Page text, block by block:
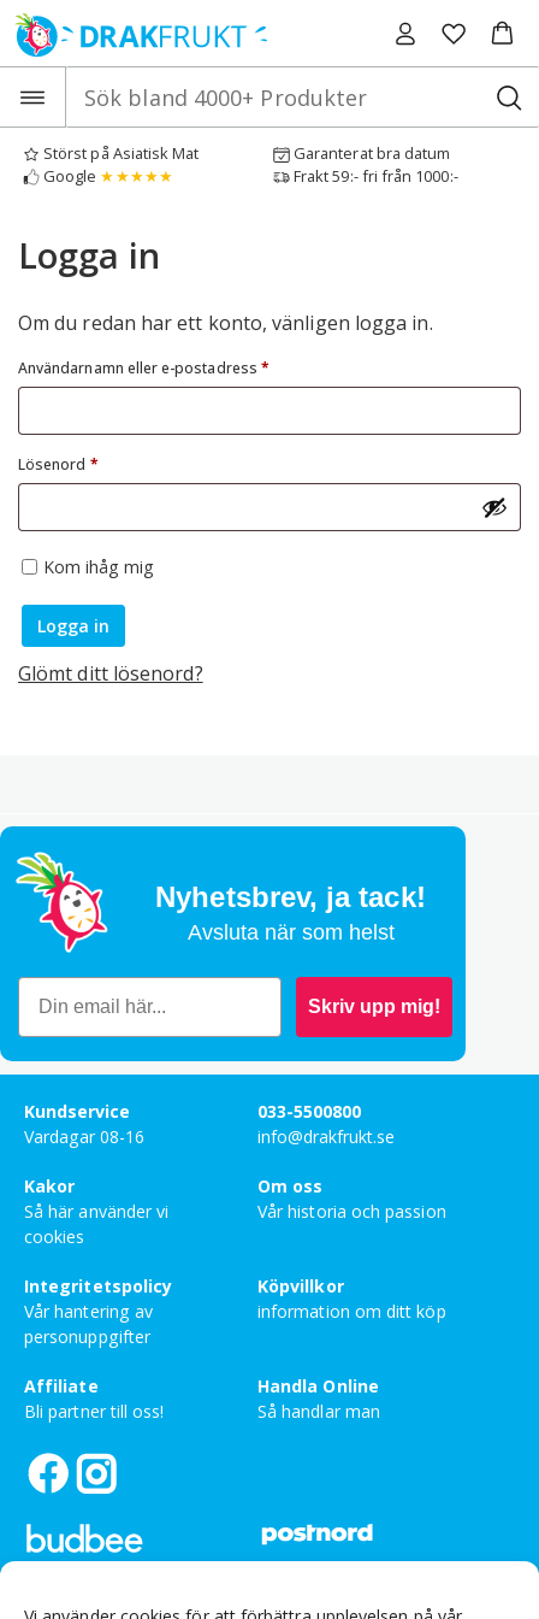
Hoppa
till
innehåll
Störst på Asiatisk Mat
Garanterat bra datum
Google ★★★★★ Frakt 59:- fri från 1000:-
Logga in
Om du redan har ett konto, vänligen logga in.
Användarnamn eller e-postadress *Obligatoriskt
Lösenord *Obligatoriskt
Kom ihåg mig
Logga in
Glömt ditt lösenord?
Nyhetsbrev, ja tack!
Avsluta när som helst
Skriv upp mig!
Kundservice
Vardagar 08-16
033-5500800
info@drakfrukt.se
Kakor
Så här använder vi
cookies
Om oss
Vår historia och passion
Integritetspolicy
Vår hantering av
personuppgifter
Köpvillkor
information om ditt köp
Affiliate
Bli partner till oss!
Handla Online
Så handlar man